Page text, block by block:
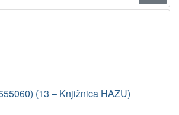
(13 – Knjižnica HAZU)